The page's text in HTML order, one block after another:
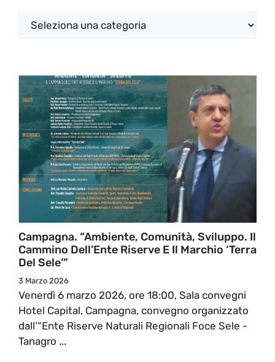
Categorie
Campagna. “Ambiente, Comunità, Sviluppo. Il
Cammino Dell’Ente Riserve E Il Marchio ‘Terra
Del Sele’”
3 Marzo 2026
Venerdì 6 marzo 2026, ore 18:00, Sala convegni
Hotel Capital, Campagna, convegno organizzato
dall’“Ente Riserve Naturali Regionali Foce Sele -
Tanagro ...